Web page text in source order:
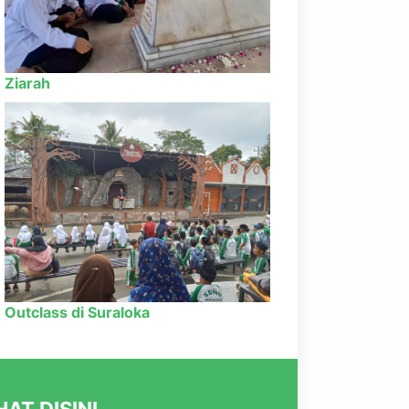
Ziarah
Outclass di Suraloka